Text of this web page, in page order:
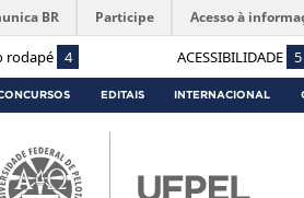
rodapé 4 ACESSIBILIDADE 5
BR Participe Acesso à
EDITAIS INTERNACIONAL